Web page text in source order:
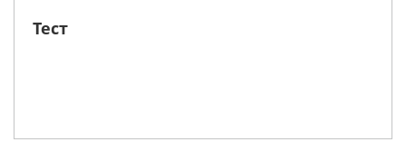
Тест